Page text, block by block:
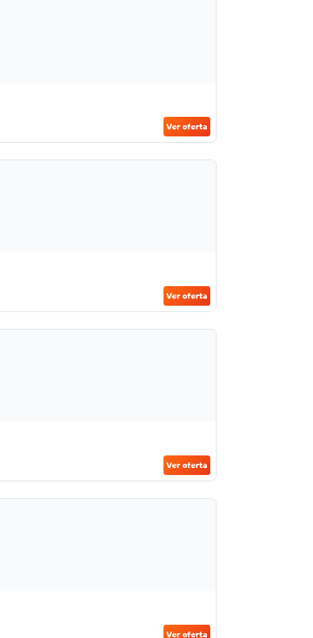
Ver oferta
Ver oferta
Ver oferta
Ver oferta